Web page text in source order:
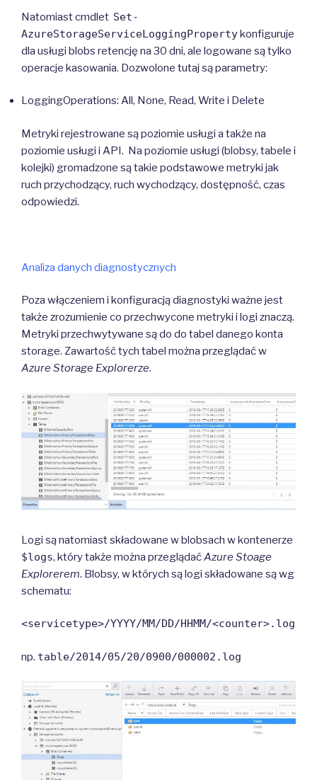
Natomiast cmdlet Set-
AzureStorageServiceLoggingPropertykonfiguruje
dla usługi blobs retencję na 30 dni, ale logowane są tylko
operacje kasowania. Dozwolone tutaj są parametry:
LoggingOperations: All, None, Read, Write i Delete
Metryki rejestrowane są poziomie usługi a także na
poziomie usługi i API. Na poziomie usługi (blobsy, tabele i
kolejki) gromadzone są takie podstawowe metryki jak
ruch przychodzący, ruch wychodzący, dostępność, czas
odpowiedzi.
Analiza danych diagnostycznych
Poza włączeniem i konfiguracją diagnostyki ważne jest
także zrozumienie co przechwycone metryki i logi znaczą.
Metryki przechwytywane są do do tabel danego konta
storage. Zawartość tych tabel można przeglądać w
Azure Storage Explorerze.
Logi są natomiast składowane w blobsach w kontenerze
$logs, który także można przeglądaćAzure Stoage
Explorerem. Blobsy, w których są logi składowane są wg
schematu:
<servicetype>/YYYY/MM/DD/HHMM/<counter>.log
np. table/2014/05/20/0900/000002.log